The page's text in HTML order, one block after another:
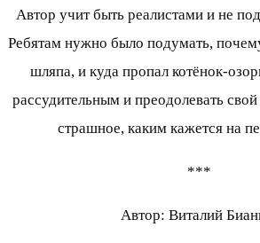
Автор учит быть реалистами и не
Ребятам нужно было подумать,
шляпа, и куда пропал котёнок-
рассудительным и преодолевать свой
страшное, каким кажется на
***
Автор: Виталий